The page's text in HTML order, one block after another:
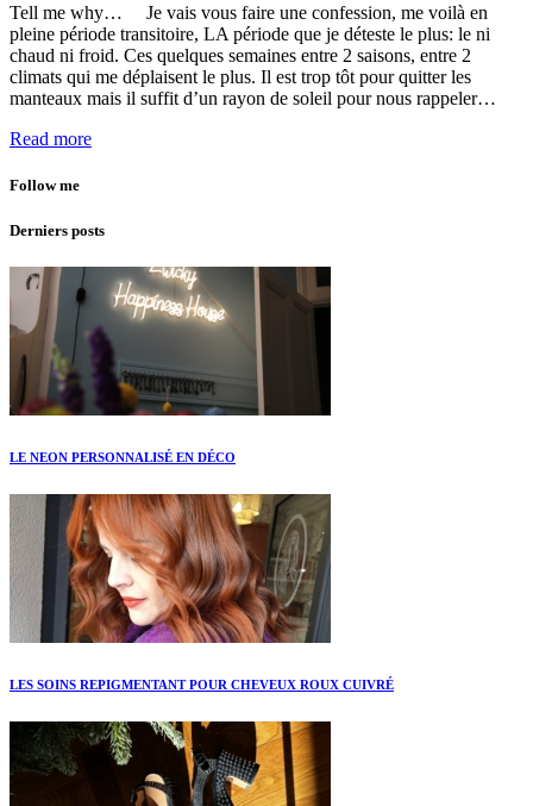
Tell me why… Je vais vous faire une confession, me voilà en
pleine période transitoire, LA période que je déteste le plus: le ni
chaud ni froid. Ces quelques semaines entre 2 saisons, entre 2
climats qui me déplaisent le plus. Il est trop tôt pour quitter les
manteaux mais il suffit d’un rayon de soleil pour nous rappeler…
Read more
Follow me
Derniers posts
LE NEON PERSONNALISÉ EN DÉCO
LES SOINS REPIGMENTANT POUR CHEVEUX ROUX CUIVRÉ